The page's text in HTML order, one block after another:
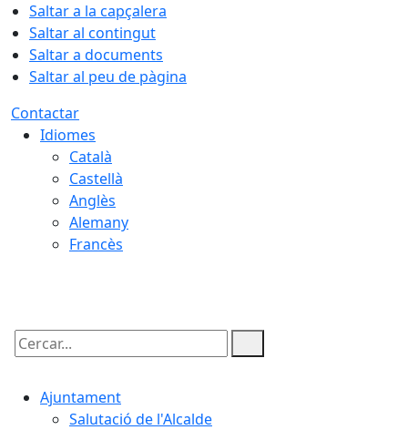
Saltar a la capçalera
Saltar al contingut
Saltar a documents
Saltar al peu de pàgina
Contactar
Idiomes
Català
Castellà
Anglès
Alemany
Francès
Cercar:
Ajuntament
Salutació de l'Alcalde